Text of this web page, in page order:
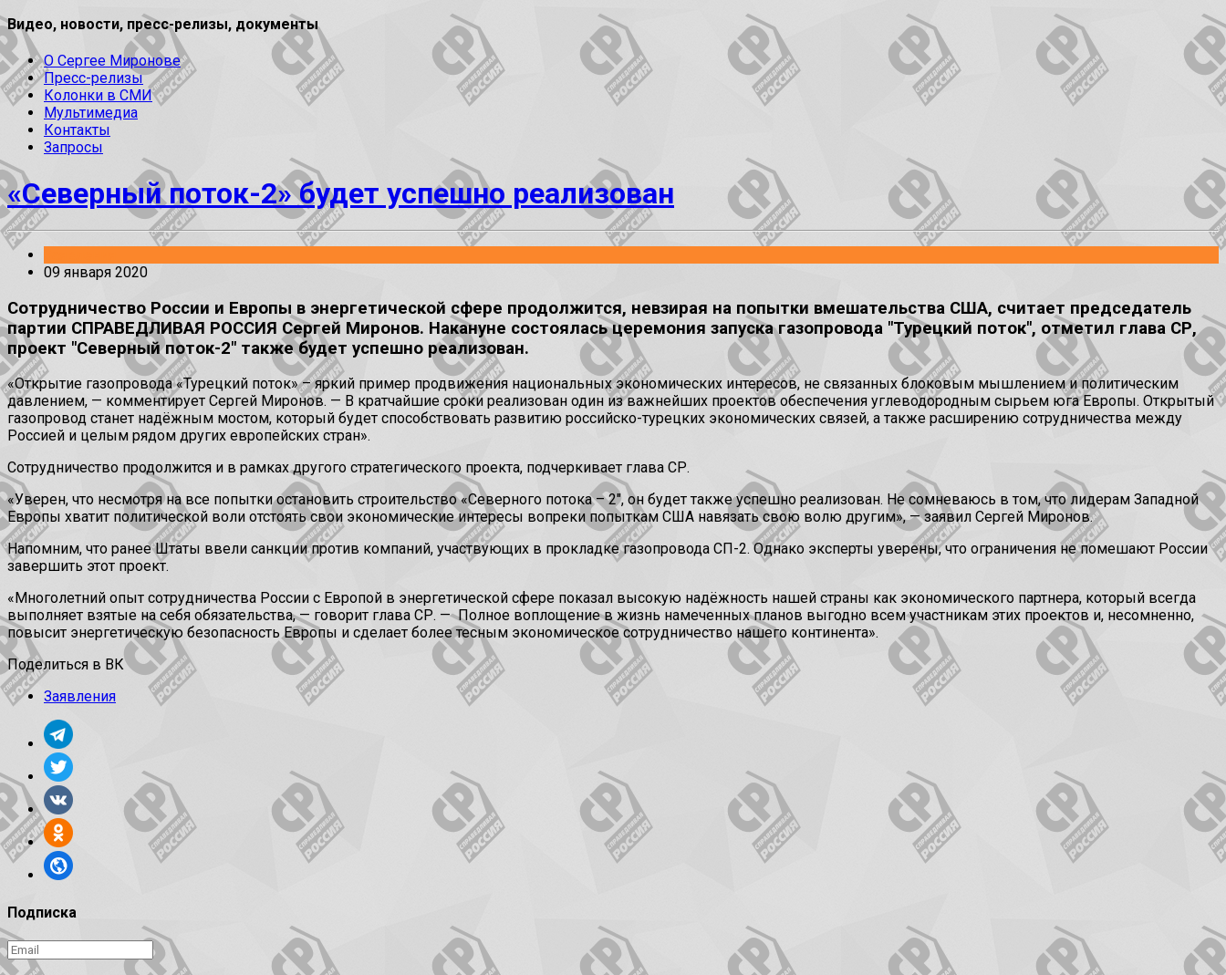
Видео, новости, пресс-релизы, документы
О Сергее Миронове
Пресс-релизы
Колонки в СМИ
Мультимедиа
Контакты
Запросы
«Северный поток-2» будет успешно реализован
09 января 2020
Сотрудничество России и Европы в энергетической сфере продолжится, невзирая на попытки вмешательства США, считает председатель
партии СПРАВЕДЛИВАЯ РОССИЯ Сергей Миронов. Накануне состоялась церемония запуска газопровода "Турецкий поток", отметил глава СР,
проект "Северный поток-2" также будет успешно реализован.
«Открытие газопровода «Турецкий поток» – яркий пример продвижения национальных экономических интересов, не связанных блоковым мышлением и политическим
давлением, — комментирует Сергей Миронов. — В кратчайшие сроки реализован один из важнейших проектов обеспечения углеводородным сырьем юга Европы. Открытый
газопровод станет надёжным мостом, который будет способствовать развитию российско-турецких экономических связей, а также расширению сотрудничества между
Россией и целым рядом других европейских стран».
Сотрудничество продолжится и в рамках другого стратегического проекта, подчеркивает глава СР.
«Уверен, что несмотря на все попытки остановить строительство «Северного потока – 2″, он будет также успешно реализован. Не сомневаюсь в том, что лидерам Западной
Европы хватит политической воли отстоять свои экономические интересы вопреки попыткам США навязать свою волю другим», — заявил Сергей Миронов.
Напомним, что ранее Штаты ввели санкции против компаний, участвующих в прокладке газопровода СП-2. Однако эксперты уверены, что ограничения не помешают России
завершить этот проект.
«Многолетний опыт сотрудничества России с Европой в энергетической сфере показал высокую надёжность нашей страны как экономического партнера, который всегда
выполняет взятые на себя обязательства, — говорит глава СР. — Полное воплощение в жизнь намеченных планов выгодно всем участникам этих проектов и, несомненно,
повысит энергетическую безопасность Европы и сделает более тесным экономическое сотрудничество нашего континента».
Поделиться в ВК
Заявления
Подписка